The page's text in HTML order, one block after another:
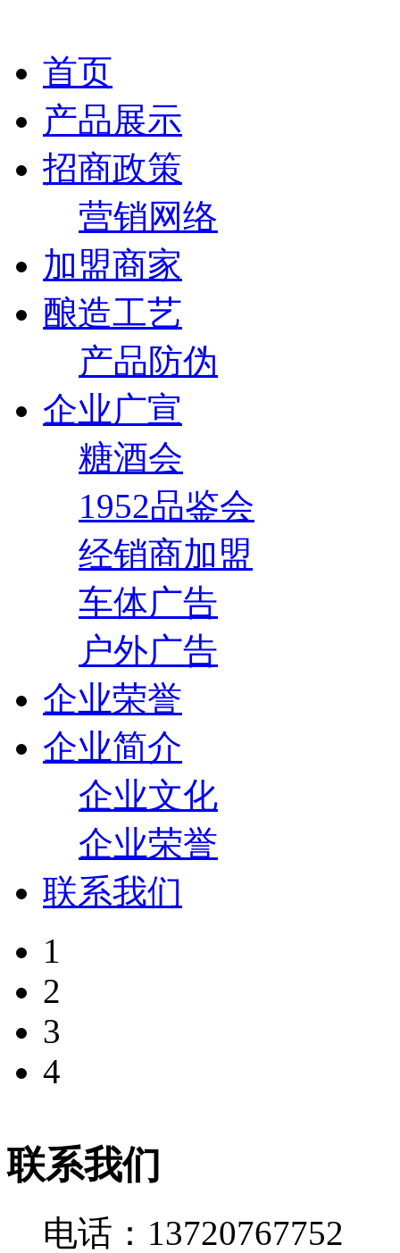
首页
产品展示
招商政策
营销网络
加盟商家
酿造工艺
产品防伪
企业广宣
糖酒会
1952品鉴会
经销商加盟
车体广告
户外广告
企业荣誉
企业简介
企业文化
企业荣誉
联系我们
1
2
3
4
联系我们
电话：13720767752